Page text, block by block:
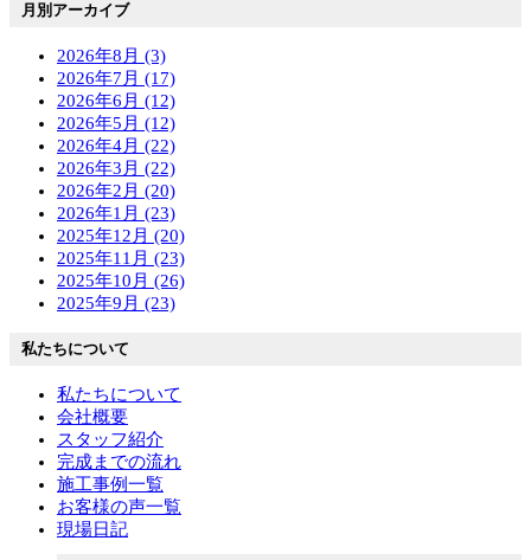
月別アーカイブ
2026年8月 (3)
2026年7月 (17)
2026年6月 (12)
2026年5月 (12)
2026年4月 (22)
2026年3月 (22)
2026年2月 (20)
2026年1月 (23)
2025年12月 (20)
2025年11月 (23)
2025年10月 (26)
2025年9月 (23)
私たちについて
私たちについて
会社概要
スタッフ紹介
完成までの流れ
施工事例一覧
お客様の声一覧
現場日記